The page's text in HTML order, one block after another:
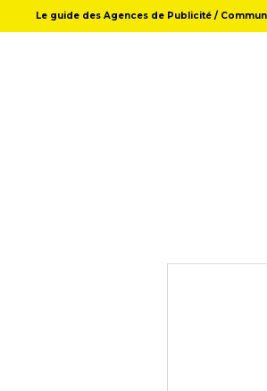
Le guide des Agences de Publicité /